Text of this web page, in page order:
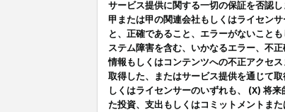
サービス提供に関する一切の保証を否認
甲または甲の関連会社もしくはライセン
と、正確であること、エラーがないこと
ステム障害を含む、いかなるエラー、不
情報もしくはコンテンツへの不正アクセ
取得した、またはサービス提供を通じて
しくはライセンサーのいずれも、 (X) 将
た投資、支出もしくはコミットメントま